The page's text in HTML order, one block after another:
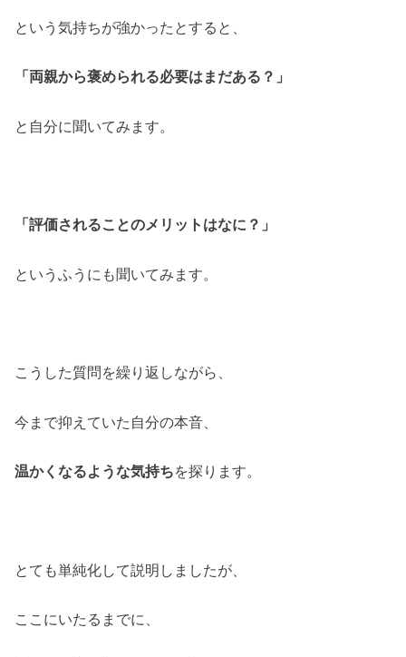
という気持ちが強かったとすると、
「両親から褒められる必要はまだある？」
と自分に聞いてみます。
「評価されることのメリットはなに？」
というふうにも聞いてみます。
こうした質問を繰り返しながら、
今まで抑えていた自分の本音、
温かくなるような気持ちを探ります。
とても単純化して説明しましたが、
ここにいたるまでに、